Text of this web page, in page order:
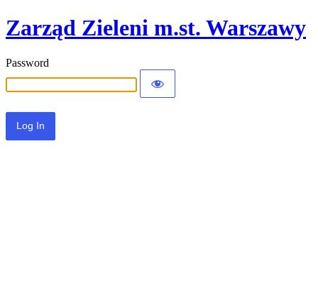
Zarząd Zieleni m.st. Warszawy
Password